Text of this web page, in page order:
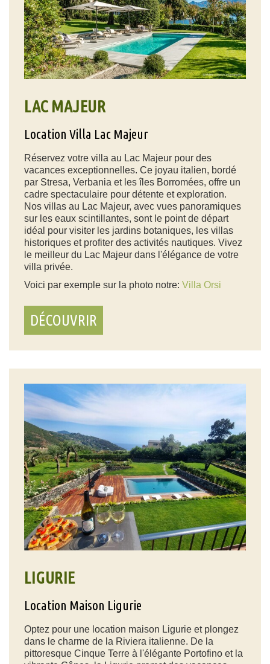
LAC MAJEUR
Location Villa Lac Majeur
Réservez votre villa au Lac Majeur pour des
vacances exceptionnelles. Ce joyau italien, bordé
par Stresa, Verbania et les îles Borromées, offre un
cadre spectaculaire pour détente et exploration.
Nos villas au Lac Majeur, avec vues panoramiques
sur les eaux scintillantes, sont le point de départ
idéal pour visiter les jardins botaniques, les villas
historiques et profiter des activités nautiques. Vivez
le meilleur du Lac Majeur dans l'élégance de votre
villa privée.
Voici par exemple sur la photo notre: Villa Orsi
DÉCOUVRIR
LIGURIE
Location Maison Ligurie
Optez pour une location maison Ligurie et plongez
dans le charme de la Riviera italienne. De la
pittoresque Cinque Terre à l'élégante Portofino et la